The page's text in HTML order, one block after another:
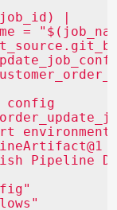
|
=
config
Pipeline